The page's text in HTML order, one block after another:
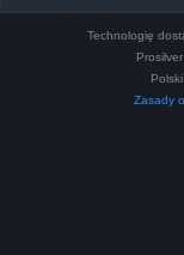
Technologię
Zasady